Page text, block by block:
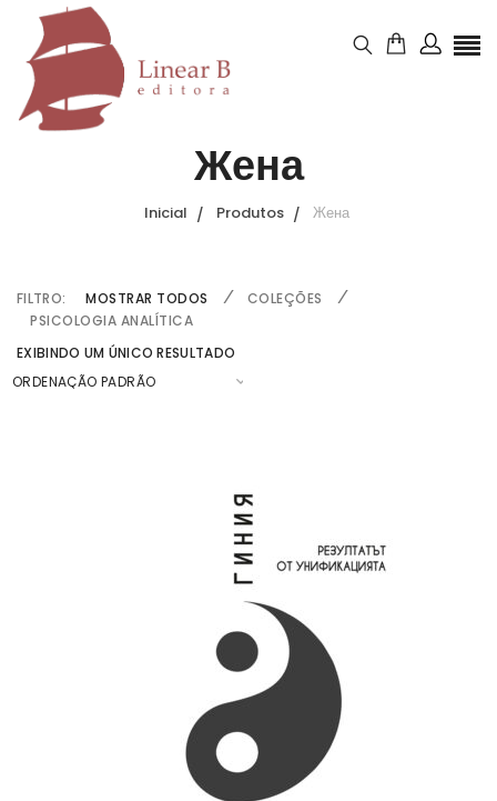
Жена
Inicial Produtos Жена
FILTRO: MOSTRAR TODOS
COLEÇÕES
PSICOLOGIA ANALÍTICA
EXIBINDO UM ÚNICO RESULTADO